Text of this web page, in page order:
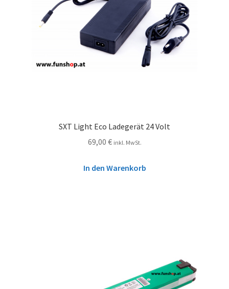
SXT Light Eco Ladegerät 24 Volt
69,00 € inkl. MwSt.
In den Warenkorb